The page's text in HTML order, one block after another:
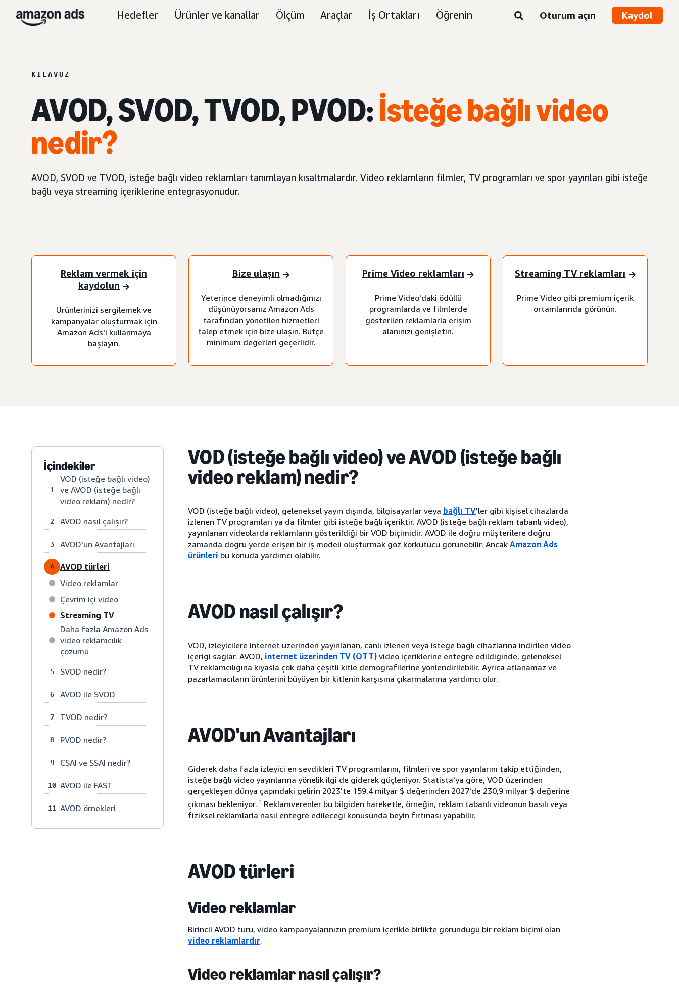
Hedefler Ürünler ve kanallar Ölçüm Araçlar İş Ortakları Öğrenin Oturum açın Kaydol
KILAVUZ
AVOD, SVOD, TVOD, PVOD:İsteğe bağlı video
nedir?
AVOD, SVOD ve TVOD, isteğe bağlı video reklamları tanımlayan kısaltmalardır. Video reklamların filmler, TV programları ve spor yayınları gibi isteğe
bağlı veya streaming içeriklerine entegrasyonudur.
Reklam vermek için
kaydolun
Ürünlerinizi sergilemek ve
kampanyalar oluşturmak için
Amazon Ads'i kullanmaya
başlayın.
Bize ulaşın
Yeterince deneyimli olmadığınızı
düşünüyorsanız Amazon Ads
tarafından yönetilen hizmetleri
talep etmek için bize ulaşın. Bütçe
minimum değerleri geçerlidir.
Prime Video reklamları
Prime Video'daki ödüllü
programlarda ve filmlerde
gösterilen reklamlarla erişim
alanınızı genişletin.
Streaming TV reklamları
Prime Video gibi premium içerik
ortamlarında görünün.
İçindekiler
1
VOD (isteğe bağlı video)
ve AVOD (isteğe bağlı
video reklam) nedir?
2 AVOD nasıl çalışır?
3 AVOD'un Avantajları
4
AVOD türleri
Video reklamlar
Çevrim içi video
Streaming TV
Daha fazla Amazon Ads
video reklamcılık
çözümü
5 SVOD nedir?
6 AVOD ile SVOD
7 TVOD nedir?
8 PVOD nedir?
9 CSAI ve SSAI nedir?
10 AVOD ile FAST
11 AVOD örnekleri
VOD (isteğe bağlı video) ve AVOD (isteğe bağlı
video reklam) nedir?
VOD (isteğe bağlı video), geleneksel yayın dışında, bilgisayarlar veya bağlı TV'ler gibi kişisel cihazlarda
izlenen TV programları ya da filmler gibi isteğe bağlı içeriktir. AVOD (isteğe bağlı reklam tabanlı video),
yayınlanan videolarda reklamların gösterildiği bir VOD biçimidir. AVOD ile doğru müşterilere doğru
zamanda doğru yerde erişen bir iş modeli oluşturmak göz korkutucu görünebilir. Ancak Amazon Ads
ürünleri bu konuda yardımcı olabilir.
AVOD nasıl çalışır?
VOD, izleyicilere internet üzerinden yayınlanan, canlı izlenen veya isteğe bağlı cihazlarına indirilen video
içeriği sağlar. AVOD, internet üzerinden TV (OTT) video içeriklerine entegre edildiğinde, geleneksel
TV reklamcılığına kıyasla çok daha çeşitli kitle demografilerine yönlendirilebilir. Ayrıca atlanamaz ve
pazarlamacıların ürünlerini büyüyen bir kitlenin karşısına çıkarmalarına yardımcı olur.
AVOD'un Avantajları
Giderek daha fazla izleyici en sevdikleri TV programlarını, filmleri ve spor yayınlarını takip ettiğinden,
isteğe bağlı video yayınlarına yönelik ilgi de giderek güçleniyor. Statista'ya göre, VOD üzerinden
gerçekleşen dünya çapındaki gelirin 2023'te 159,4 milyar $ değerinden 2027'de 230,9 milyar $ değerine
çıkması bekleniyor. 1 Reklamverenler bu bilgiden hareketle, örneğin, reklam tabanlı videonun basılı veya
fiziksel reklamlarla nasıl entegre edileceği konusunda beyin fırtınası yapabilir.
AVOD türleri
Video reklamlar
Birincil AVOD türü, video kampanyalarınızın premium içerikle birlikte göründüğü bir reklam biçimi olan
video reklamlardır.
Video reklamlar nasıl çalışır?